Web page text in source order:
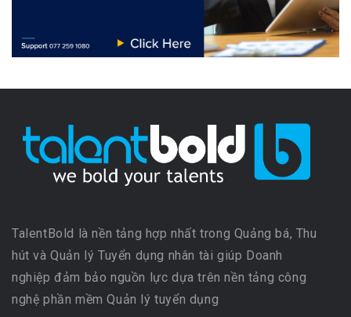
TalentBold là nền tảng hợp nhất trong Quảng bá, Thu
hút và Quản lý Tuyển dụng nhân tài giúp Doanh
nghiệp đảm bảo nguồn lực dựa trên nền tảng công
nghệ phần mềm Quản lý tuyển dụng